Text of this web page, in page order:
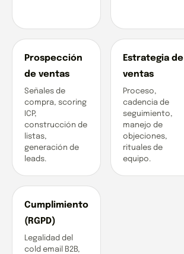
Prospección
de ventas
Señales de
compra, scoring
ICP,
construcción de
listas,
generación de
leads.
Estrategia de
ventas
Proceso,
cadencia de
seguimiento,
manejo de
objeciones,
rituales de
equipo.
Cumplimiento
(RGPD)
Legalidad del
cold email B2B,